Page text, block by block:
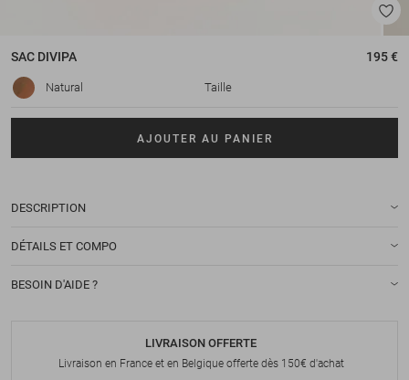
SAC DIVIPA 195 €
Natural Taille
AJOUTER AU PANIER
DESCRIPTION
DÉTAILS ET COMPO
BESOIN D'AIDE ?
LIVRAISON OFFERTE
Livraison en France et en Belgique offerte dès 150€ d'achat